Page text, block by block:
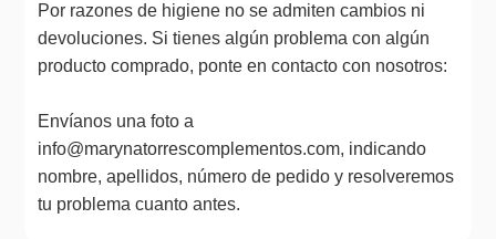
Por razones de higiene no se admiten cambios ni
devoluciones. Si tienes algún problema con algún
producto comprado, ponte en contacto con nosotros:
Envíanos una foto a
info@marynatorrescomplementos.com, indicando
nombre, apellidos, número de pedido y resolveremos
tu problema cuanto antes.